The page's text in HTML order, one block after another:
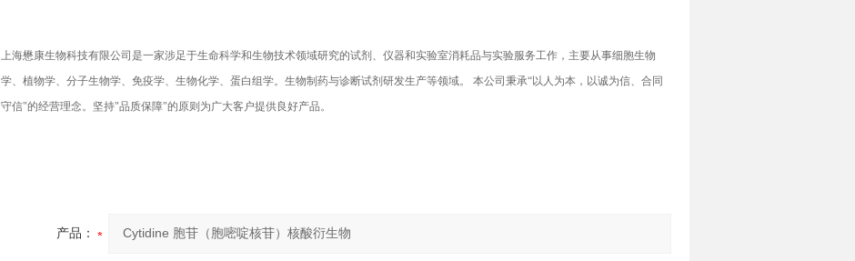
上海懋康生物科技有限公司是一家涉足于生命科学和生物技术领域研究的试剂、仪器和实验室消耗品与实验服务工作，主要从事细胞生物
学、植物学、分子生物学、免疫学、生物化学、蛋白组学。生物制药与诊断试剂研发生产等领域。 本公司秉承“以人为本，以诚为信、合同
守信"的经营理念。坚持"品质保障"的原则为广大客户提供良好产品。
产品：